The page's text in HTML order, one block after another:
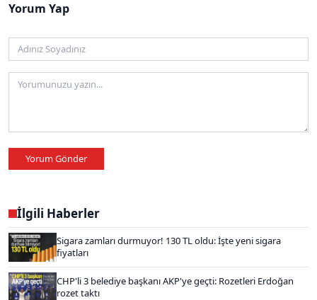
Yorum Yap
Yorum Gönder
İlgili Haberler
Sigara zamları durmuyor! 130 TL oldu: İşte yeni sigara
fiyatları
CHP'li 3 belediye başkanı AKP'ye geçti: Rozetleri Erdoğan
rozet taktı